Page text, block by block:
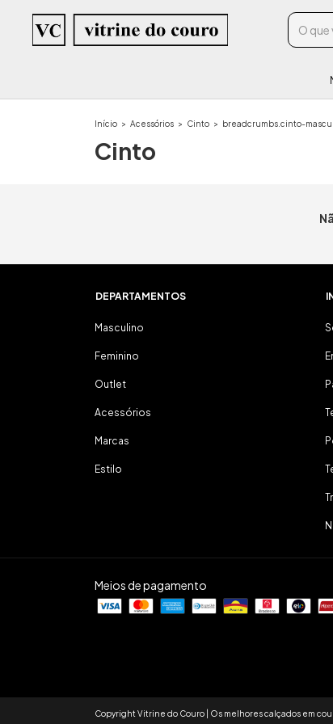
Início > Acessórios > Cinto > breadcrumbs.cinto-
Cinto
DEPARTAMENTOS
Masculino
Feminino
Outlet
Acessórios
Marcas
Estilo
Meios de pagamento
Copyright Vitrine do Couro | Os melhores calçados em